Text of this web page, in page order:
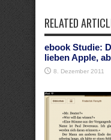
RELATED
ebook Studie:
lieben Apple,
8. Dezember 2011